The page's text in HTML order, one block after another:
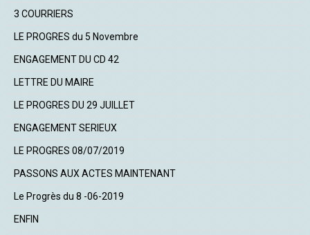
3 COURRIERS
LE PROGRES du 5 Novembre
ENGAGEMENT DU CD 42
LETTRE DU MAIRE
LE PROGRES DU 29 JUILLET
ENGAGEMENT SERIEUX
LE PROGRES 08/07/2019
PASSONS AUX ACTES MAINTENANT
Le Progrès du 8 -06-2019
ENFIN